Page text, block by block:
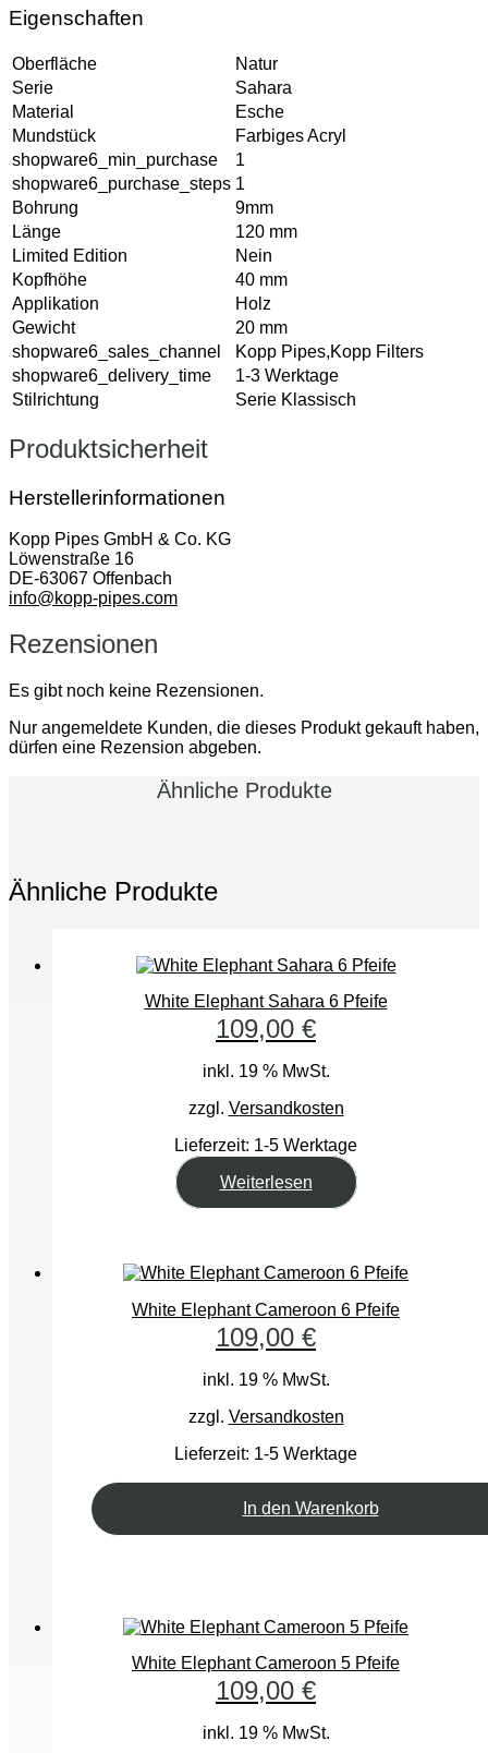
Eigenschaften
Oberfläche
Natur
Serie
Sahara
Material
Esche
Mundstück
Farbiges Acryl
shopware6_min_purchase
1
shopware6_purchase_steps 1
Bohrung
9mm
Länge
120 mm
Limited Edition
Nein
Kopfhöhe
40 mm
Applikation
Holz
Gewicht
20 mm
shopware6_sales_channel
Kopp Pipes,Kopp Filters
shopware6_delivery_time
1-3 Werktage
Stilrichtung
Serie Klassisch
Produktsicherheit
Herstellerinformationen
Kopp Pipes GmbH & Co. KG
Löwenstraße 16
DE-63067 Offenbach
info@kopp-pipes.com
Rezensionen
Es gibt noch keine Rezensionen.
Nur angemeldete Kunden, die dieses Produkt gekauft haben,
dürfen eine Rezension abgeben.
Ähnliche Produkte
Ähnliche Produkte
White Elephant Sahara 6 Pfeife
109,00 €
inkl. 19 % MwSt.
zzgl. Versandkosten
Lieferzeit: 1-5 Werktage
Weiterlesen
White Elephant Cameroon 6 Pfeife
109,00 €
inkl. 19 % MwSt.
zzgl. Versandkosten
Lieferzeit: 1-5 Werktage
In den Warenkorb
White Elephant Cameroon 5 Pfeife
109,00 €
inkl. 19 % MwSt.